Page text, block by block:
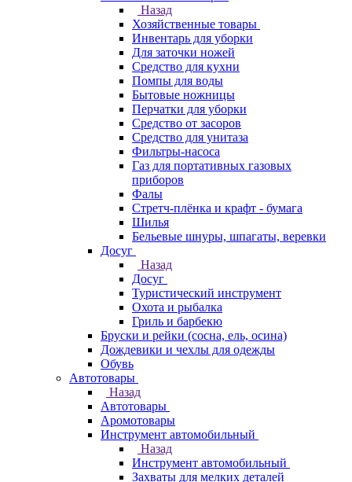
Назад
Хозяйственные товары
Инвентарь для уборки
Для заточки ножей
Средство для кухни
Помпы для воды
Бытовые ножницы
Перчатки для уборки
Средство от засоров
Средство для унитаза
Фильтры-насоса
Газ для портативных газовых
приборов
Фалы
Стретч-плёнка и крафт - бумага
Шилья
Бельевые шнуры, шпагаты, веревки
Досуг
Назад
Досуг
Туристический инструмент
Охота и рыбалка
Гриль и барбекю
Бруски и рейки (сосна, ель, осина)
Дождевики и чехлы для одежды
Обувь
Автотовары
Назад
Автотовары
Аромотовары
Инструмент автомобильный
Назад
Инструмент автомобильный
Захваты для мелких деталей